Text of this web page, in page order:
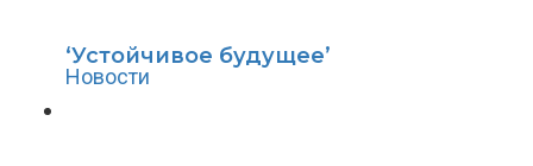
‘Устойчивое будущее’
Новости